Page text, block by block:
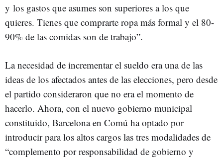
y los gastos que asumes son superiores a los que
quieres. Tienes que comprarte ropa más formal y el 80-
90% de las comidas son de trabajo”.
La necesidad de incrementar el sueldo era una de las
ideas de los afectados antes de las elecciones, pero desde
el partido consideraron que no era el momento de
hacerlo. Ahora, con el nuevo gobierno municipal
constituido, Barcelona en Comú ha optado por
introducir para los altos cargos las tres modalidades de
“complemento por responsabilidad de gobierno y